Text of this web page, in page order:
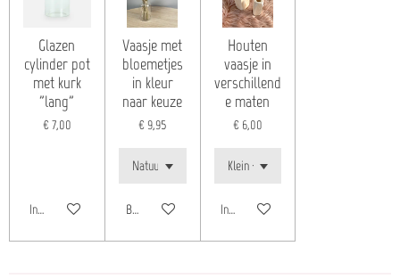
Glazen
cylinder pot
met kurk
"lang"
€ 7,00
In winkelwagen
Vaasje met
bloemetjes
in kleur
naar keuze
€ 9,95
Bekijk details
Houten
vaasje in
verschillend
e maten
€ 6,00
In winkelwagen